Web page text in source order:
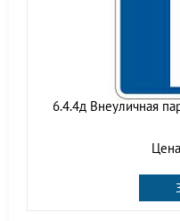
6.4.4д Внеуличная